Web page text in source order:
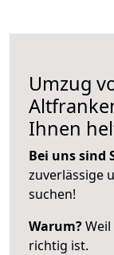
Umzug
Ihnen
Bei uns sind
zuverlässige
suchen!
Warum?
richtig ist.